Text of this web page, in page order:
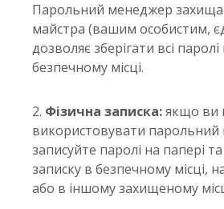
Парольний менеджер
майстра (вашим особистим,
дозволяє зберігати всі
безпечному місці.
Фізична записка:якщо ви
використовувати
записуйте паролі на папері
записку в безпечному місці,
або в іншому захищеному